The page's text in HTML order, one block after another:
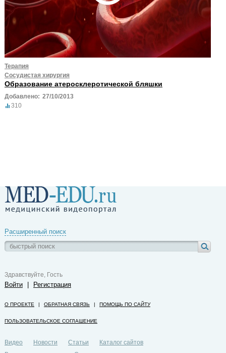
Терапия
Сосудистая хирургия
Образование атеросклеротической бляшки
Добавлено: 27/10/2013
310
Расширенный поиск
Здравствуйте, Гость
Войти Регистрация
О ПРОЕКТЕ ОБРАТНАЯ СВЯЗЬ ПОМОЩЬ ПО САЙТУ
ПОЛЬЗОВАТЕЛЬСКОЕ СОГЛАШЕНИЕ
Видео Новости Статьи
Каталог сайтов